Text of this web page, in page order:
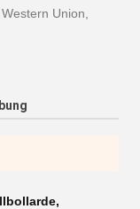
Union,
,